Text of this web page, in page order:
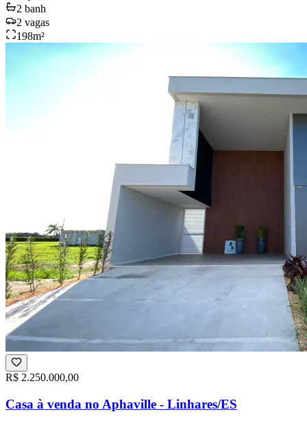
2 banh
2 vagas
198m²
R$ 2.250.000,00
Casa à venda no Aphaville - Linhares/ES